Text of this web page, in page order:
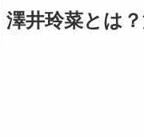
澤井玲菜とは